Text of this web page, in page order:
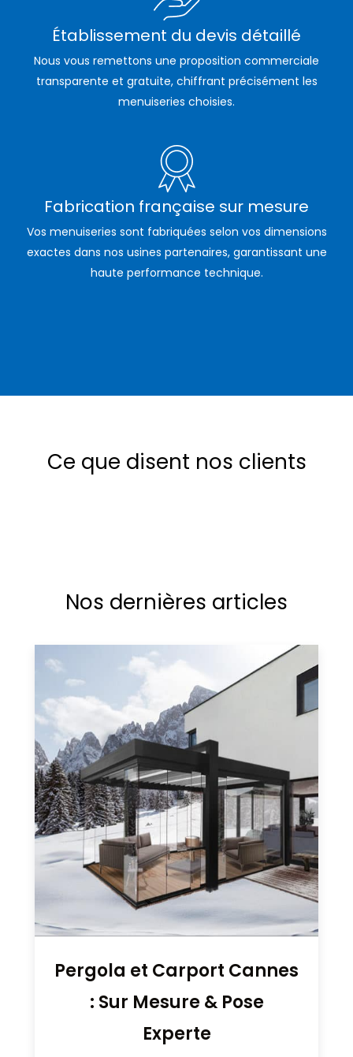
Établissement du devis détaillé
Nous vous remettons une proposition commerciale
transparente et gratuite, chiffrant précisément les
menuiseries choisies.
Fabrication française sur mesure
Vos menuiseries sont fabriquées selon vos dimensions
exactes dans nos usines partenaires, garantissant une
haute performance technique.
Ce que disent nos clients
Nos dernières articles
Pergola et Carport Cannes
: Sur Mesure & Pose
Experte